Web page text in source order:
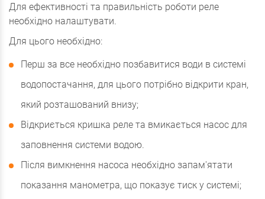
Для ефективності та правильність роботи реле
необхідно налаштувати.
Для цього необхідно:
Перш за все необхідно позбавитися води в системі
водопостачання, для цього потрібно відкрити кран,
який розташований внизу;
Відкриється кришка реле та вмикається насос для
заповнення системи водою.
Після вимкнення насоса необхідно запам'ятати
показання манометра, що показує тиск у системі;